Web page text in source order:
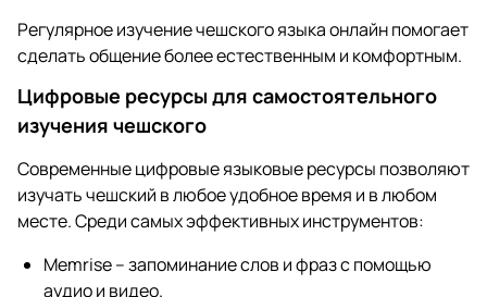
Регулярное изучение чешского языка онлайн помогает
сделать общение более естественным и комфортным.
Цифровые ресурсы для самостоятельного
изучения чешского
Современные цифровые языковые ресурсы позволяют
изучать чешский в любое удобное время и в любом
месте. Среди самых эффективных инструментов:
Memrise – запоминание слов и фраз с помощью
аудио и видео.